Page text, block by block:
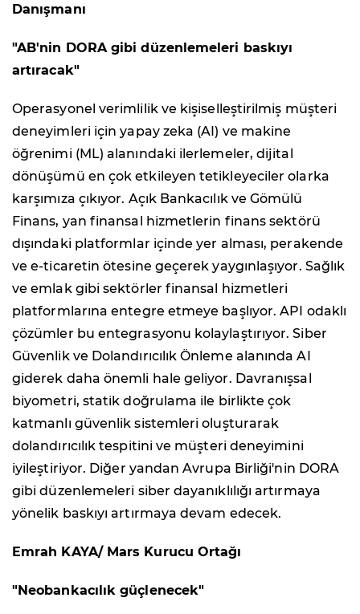
Danışmanı
"AB'nin DORA gibi düzenlemeleri baskıyı
artıracak"
Operasyonel verimlilik ve kişiselleştirilmiş müşteri
deneyimleri için yapay zeka (AI) ve makine
öğrenimi (ML) alanındaki ilerlemeler, dijital
dönüşümü en çok etkileyen tetikleyeciler olarka
karşımıza çıkıyor. Açık Bankacılık ve Gömülü
Finans, yan finansal hizmetlerin finans sektörü
dışındaki platformlar içinde yer alması, perakende
ve e-ticaretin ötesine geçerek yaygınlaşıyor. Sağlık
ve emlak gibi sektörler finansal hizmetleri
platformlarına entegre etmeye başlıyor. API odaklı
çözümler bu entegrasyonu kolaylaştırıyor. Siber
Güvenlik ve Dolandırıcılık Önleme alanında AI
giderek daha önemli hale geliyor. Davranışsal
biyometri, statik doğrulama ile birlikte çok
katmanlı güvenlik sistemleri oluşturarak
dolandırıcılık tespitini ve müşteri deneyimini
iyileştiriyor. Diğer yandan Avrupa Birliği'nin DORA
gibi düzenlemeleri siber dayanıklılığı artırmaya
yönelik baskıyı artırmaya devam edecek.
Emrah KAYA/ Mars Kurucu Ortağı
"Neobankacılık güçlenecek"